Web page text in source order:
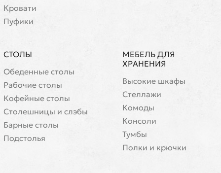
Кровати
Пуфики
СТОЛЫ
Обеденные столы
Рабочие столы
Кофейные столы
Cтолешницы и слэбы
Барные столы
Подстолья
МЕБЕЛЬ ДЛЯ
ХРАНЕНИЯ
Высокие шкафы
Стеллажи
Комоды
Консоли
Тумбы
Полки и крючки